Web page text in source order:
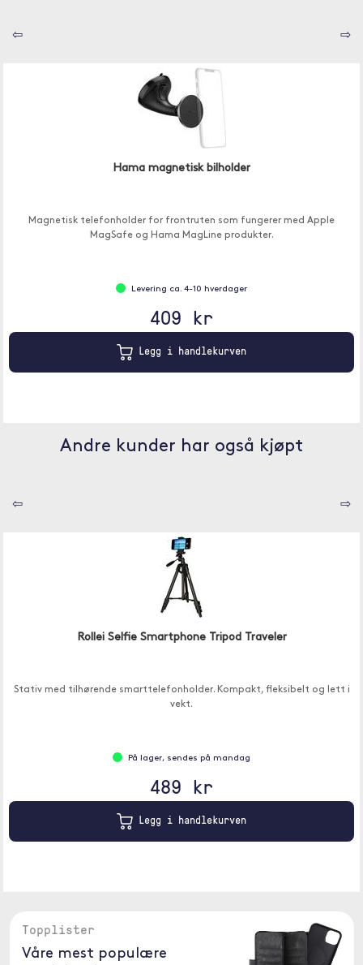
⇦ ⇨
Hama magnetisk bilholder
Magnetisk telefonholder for frontruten som fungerer med Apple
MagSafe og Hama MagLine produkter.
Levering ca. 4-10 hverdager
409 kr
Legg i handlekurven
Andre kunder har også kjøpt
⇦ ⇨
Rollei Selfie Smartphone Tripod Traveler
Stativ med tilhørende smarttelefonholder. Kompakt, fleksibelt og lett i
vekt.
På lager, sendes på mandag
489 kr
Legg i handlekurven
Topplister
Våre mest populære